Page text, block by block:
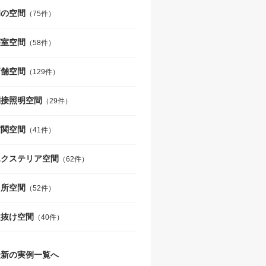
空間 （75件）
空間 （58件）
空間 （129件）
照明空間 （29件）
空間 （41件）
ステリア空間 （62件）
空間 （52件）
け空間 （40件）
の実例一覧へ